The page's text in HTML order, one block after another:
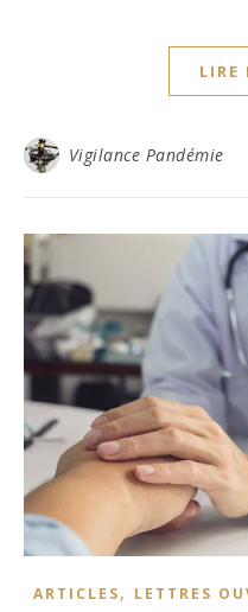
LIRE
Vigilance Pandémie
ARTICLES, LETTRES